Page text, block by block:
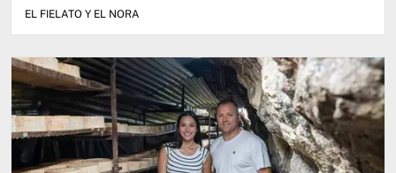
EL FIELATO Y EL NORA